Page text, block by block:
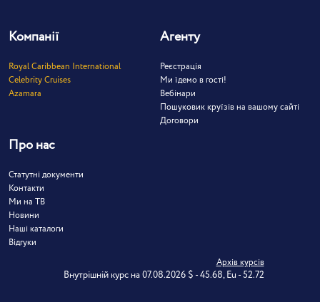
Компанії
Royal Caribbean International
Celebrity Cruises
Azamara
Агенту
Реєстрація
Ми їдемо в гості!
Вебінари
Пошуковик круїзів на вашому сайті
Договори
Про нас
Статутні документи
Контакти
Ми на ТВ
Новини
Наші каталоги
Відгуки
Архів курсів
Внутрішній курс на 07.08.2026 $ - 45.68, Eu - 52.72